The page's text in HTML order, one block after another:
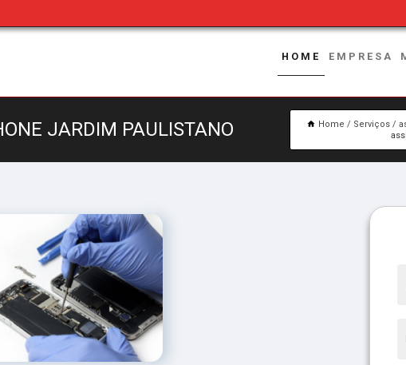
HOME EMPRESA
JARDIM PAULISTANO Home Serviços